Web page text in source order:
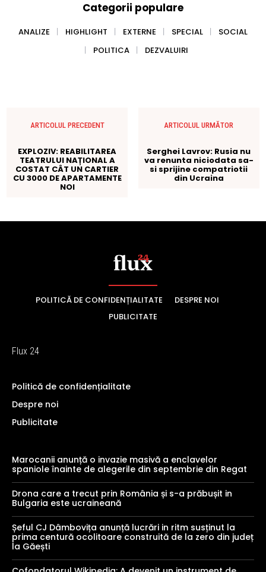
POLITICĂ DE CONFIDENȚIALITATE
DESPRE NOI
PUBLICITATE
Flux 24
Politică de confidențialitate
Despre noi
Publicitate
Marocanii anunță o invazie masivă a enclavelor
spaniole înainte de alegerile din septembrie din Regat
Drona care a trecut prin România și s-a prăbușit in
Bulgaria este ucraineană
Șeful CJ Dâmbovița anunță lucrări in ritm susținut la
prima centură ocolitoare construită de la zero din județ
la Găești